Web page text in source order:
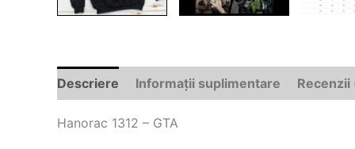
Descriere Informații suplimentare Recenzii
Hanorac 1312 – GTA